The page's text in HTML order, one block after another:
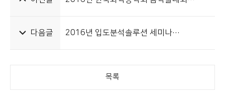
다음글
2016년 입도분석솔루션 세미나
목록